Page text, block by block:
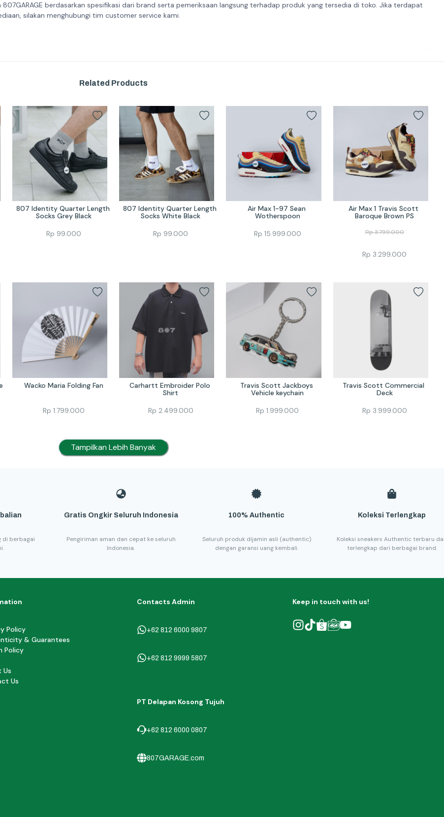
berdasarkan spesifikasi dari brand serta pemeriksaan langsung terhadap produk yang tersedia di toko. Jika terdapat
silakan menghubungi tim customer service kami.
Related Products
807 Identity Quarter Length
Socks Grey Black
Rp 99.000
807 Identity Quarter Length
Socks White Black
Rp 99.000
Air Max 1-97 Sean
Wotherspoon
Rp 15.999.000
Air Max 1 Travis Scott
Baroque Brown PS
Rp3.799.000
Rp 3.299.000
Wacko Maria Folding Fan
Rp 1.799.000
Carhartt Embroider Polo
Shirt
Rp 2.499.000
Travis Scott Jackboys
Vehicle keychain
Rp1.999.000
Travis Scott Commercial
Deck
Rp 3.999.000
Tampilkan Lebih Banyak
di berbagai
Gratis Ongkir Seluruh Indonesia
Pengiriman aman dan cepat ke seluruh
Indonesia.
100% Authentic
Seluruh produk dijamin asli (authentic)
dengan garansi uang kembali.
Koleksi Terlengkap
Koleksi sneakers Authentic terbaru
terlengkap dari berbagai brand.
Policy
& Guarantees
Policy
Us
Us
Contacts Admin
+62 812 6000 9807
+62 812 9999 5807
PT Delapan Kosong Tujuh
+62 812 6000 0807
807GARAGE.com
Keep in touch with us!